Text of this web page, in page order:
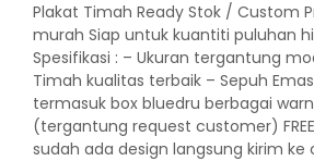
Plakat Timah Ready Stok / Custom
murah Siap untuk kuantiti puluhan
Spesifikasi : – Ukuran tergantung
Timah kualitas terbaik – Sepuh
termasuk box bluedru berbagai
(tergantung request customer) FREE
sudah ada design langsung kirim ke